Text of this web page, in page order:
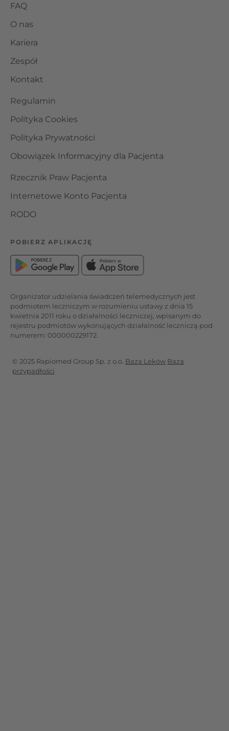
FAQ
O nas
Kariera
Zespół
Kontakt
Regulamin
Polityka Cookies
Polityka Prywatności
Obowiązek Informacyjny dla Pacjenta
Rzecznik Praw Pacjenta
Internetowe Konto Pacjenta
RODO
POBIERZ APLIKACJĘ
Organizator udzielania świadczeń telemedycznych jest
podmiotem leczniczym w rozumieniu ustawy z dnia 15
kwietnia 2011 roku o działalności leczniczej, wpisanym do
rejestru podmiotów wykonujących działalność leczniczą pod
numerem: 000000229172.
© 2025 Rapiomed Group Sp. z o.o. Baza Leków Baza
przypadłości